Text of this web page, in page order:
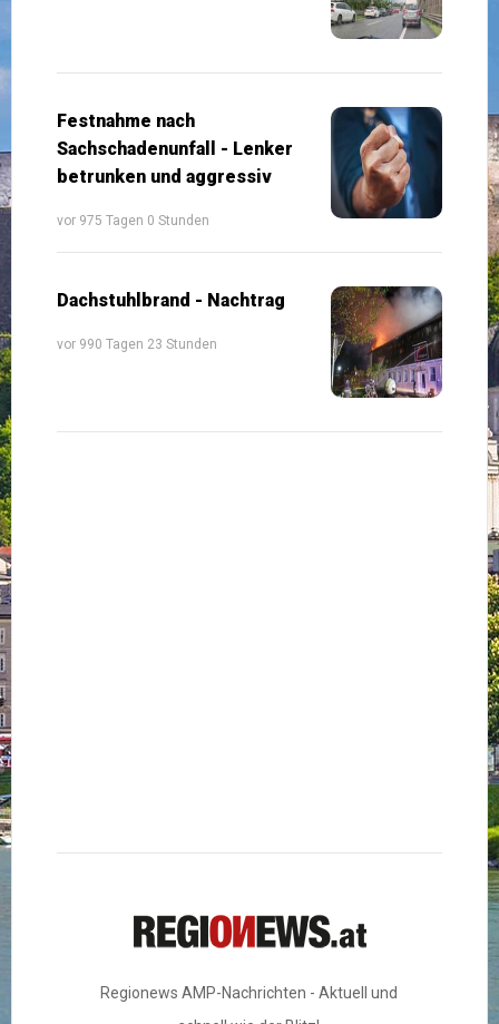
Festnahme nach
Sachschadenunfall - Lenker
betrunken und aggressiv
vor 975 Tagen 0 Stunden
Dachstuhlbrand - Nachtrag
vor 990 Tagen 23 Stunden
Regionews AMP-Nachrichten - Aktuell und